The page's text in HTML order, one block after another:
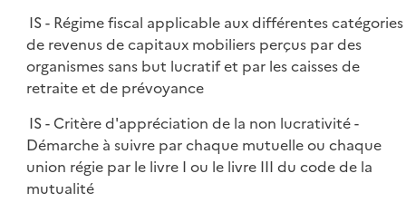
IS - Régime fiscal applicable aux différentes catégories
de revenus de capitaux mobiliers perçus par des
organismes sans but lucratif et par les caisses de
retraite et de prévoyance
IS - Critère d'appréciation de la non lucrativité -
Démarche à suivre par chaque mutuelle ou chaque
union régie par le livre I ou le livre III du code de la
mutualité